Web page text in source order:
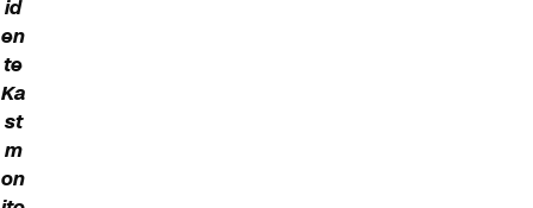
id
en
te
Ka
st
m
on